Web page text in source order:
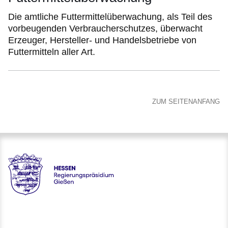
Die amtliche Futtermittelüberwachung, als Teil des
vorbeugenden Verbraucherschutzes, überwacht
Erzeuger, Hersteller- und Handelsbetriebe von
Futtermitteln aller Art.
ZUM SEITENANFANG
Hessen - Regierungspräsidium Gießen